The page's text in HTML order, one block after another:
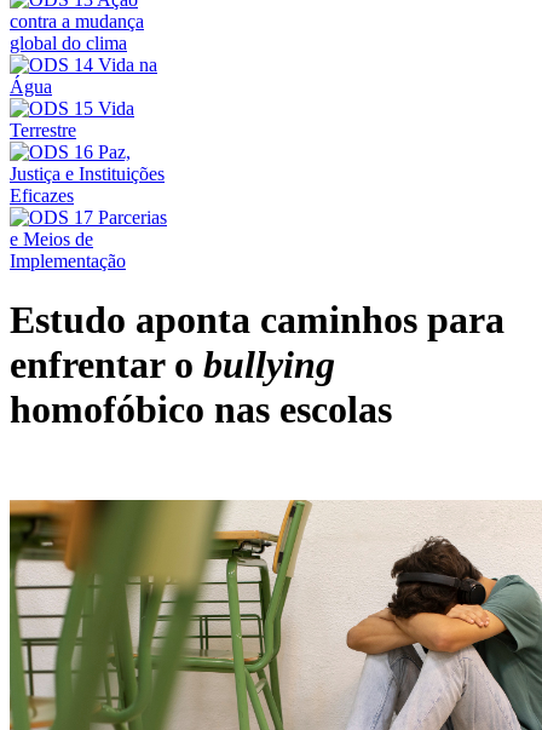
Estudo aponta caminhos para
enfrentar o bullying
homofóbico nas escolas